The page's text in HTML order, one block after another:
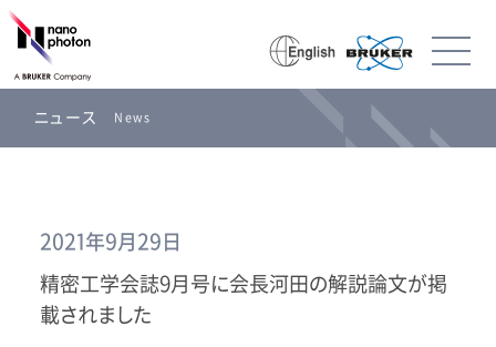
ニュース News
2021年9月29日
精密工学会誌9月号に会長河田の解説論文が掲
載されました